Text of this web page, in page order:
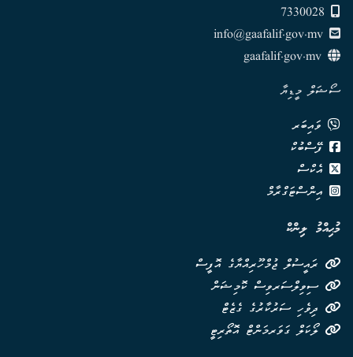
info@gaafalif.gov.mv
ސޯޝަލް މީޑިޔާ
ވައިބަރ
ފޭސްބުކް
އެކްސް
އިންސްޓަގްރާމް
މުޙިއްމު ލިންކް
ރައީސުލް ޖުމްހޫރިއްޔާގެ އޮފީސް
ސިވިލްސަރވިސް ކޮމިޝަން
ދިވެހި ސަރުކާރުގެ ގެޒެޓް
ލޯކަލް ގަވަރމަންޓް އޮތޯރިޓީ